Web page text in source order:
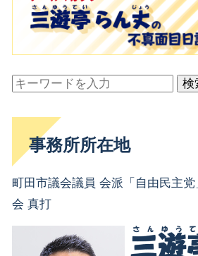
検
事務所所在地
町田市議会議員 会派「自由民主
会 真打